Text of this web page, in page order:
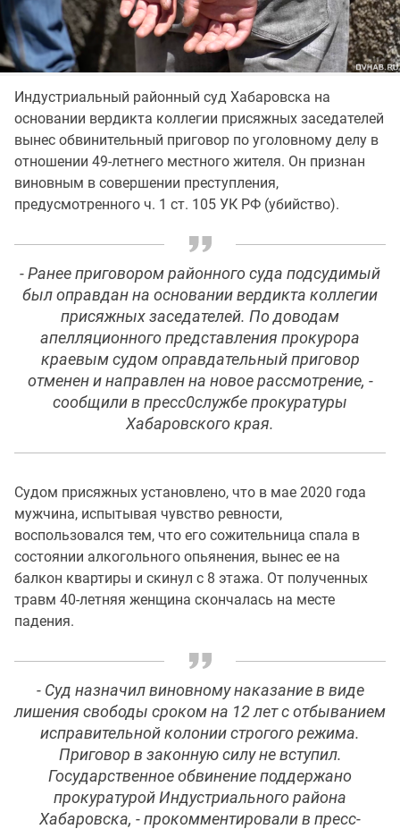
Индустриальный районный суд Хабаровска на
основании вердикта коллегии присяжных заседателей
вынес обвинительный приговор по уголовному делу в
отношении 49-летнего местного жителя. Он признан
виновным в совершении преступления,
предусмотренного ч. 1 ст. 105 УК РФ (убийство).
- Ранее приговором районного суда подсудимый
был оправдан на основании вердикта коллегии
присяжных заседателей. По доводам
апелляционного представления прокурора
краевым судом оправдательный приговор
отменен и направлен на новое рассмотрение, -
сообщили в пресс0службе прокуратуры
Хабаровского края.
Судом присяжных установлено, что в мае 2020 года
мужчина, испытывая чувство ревности,
воспользовался тем, что его сожительница спала в
состоянии алкогольного опьянения, вынес ее на
балкон квартиры и скинул с 8 этажа. От полученных
травм 40-летняя женщина скончалась на месте
падения.
- Суд назначил виновному наказание в виде
лишения свободы сроком на 12 лет с отбыванием
исправительной колонии строгого режима.
Приговор в законную силу не вступил.
Государственное обвинение поддержано
прокуратурой Индустриального района
Хабаровска, - прокомментировали в пресс-